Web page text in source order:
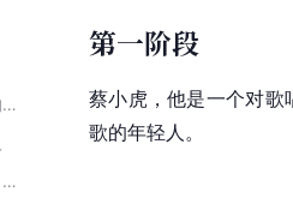
歌曲《一切没问题》的主要创作人员
脱口秀《综艺大哥大》的主要演职人员
第一阶段
蔡小虎，他是一个对歌
歌的年轻人。